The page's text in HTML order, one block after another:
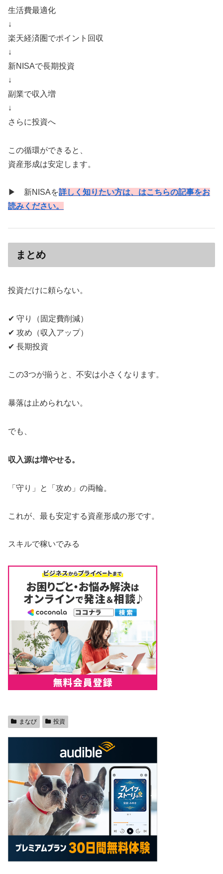
生活費最適化
↓
楽天経済圏でポイント回収
↓
新NISAで長期投資
↓
副業で収入増
↓
さらに投資へ
この循環ができると、
資産形成は安定します。
▶ 新NISAを詳しく知りたい方は、はこちらの記事をお
読みください。
まとめ
投資だけに頼らない。
✔ 守り（固定費削減）
✔ 攻め（収入アップ）
✔ 長期投資
この3つが揃うと、不安は小さくなります。
暴落は止められない。
でも、
収入源は増やせる。
「守り」と「攻め」の両輪。
これが、最も安定する資産形成の形です。
スキルで稼いでみる
まなび 投資